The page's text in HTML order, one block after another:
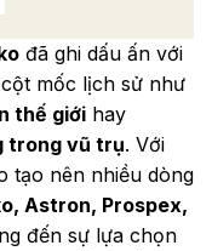
đã ghi dấu ấn với
mốc lịch sử như
thế giới hay
trong vũ trụ. Với
tạo nên nhiều dòng
Astron, Prospex,
đến sự lựa chọn